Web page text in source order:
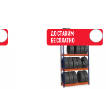
ДОСТАВИМ
БЕСПЛАТНО